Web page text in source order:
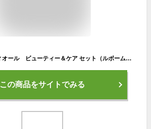
【限定】Dior ディオール ビューティー＆ケア セット（ルボーム・リップグロウ001） ホリデーオファー ポーチ 2025クリスマスコフレ ギフト プレゼント クリスマス 彼女 家族 【ショッパー付き】10月10日より順次発送
この商品をサイトでみる